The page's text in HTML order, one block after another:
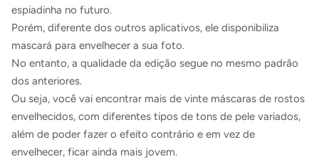
espiadinha no futuro.
Porém, diferente dos outros aplicativos, ele disponibiliza
mascará para envelhecer a sua foto.
No entanto, a qualidade da edição segue no mesmo padrão
dos anteriores.
Ou seja, você vai encontrar mais de vinte máscaras de rostos
envelhecidos, com diferentes tipos de tons de pele variados,
além de poder fazer o efeito contrário e em vez de
envelhecer, ficar ainda mais jovem.